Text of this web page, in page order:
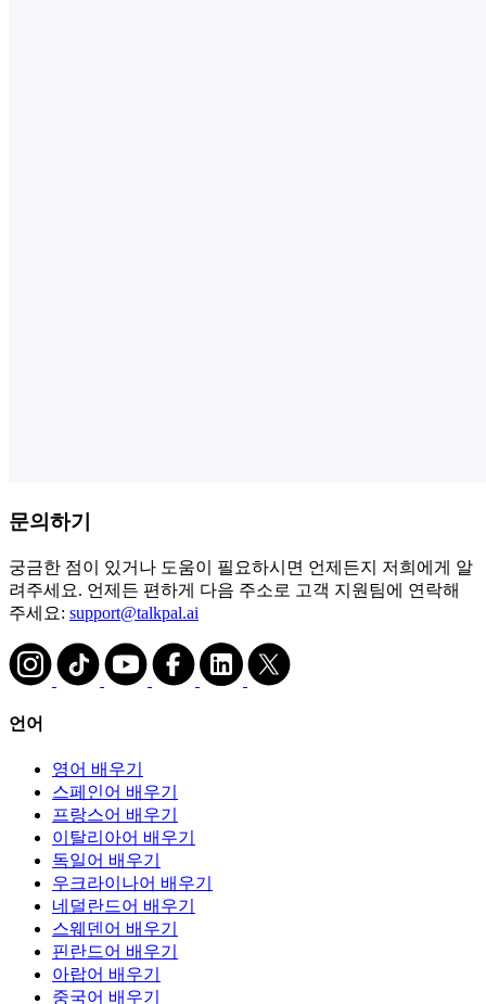
문의하기
궁금한 점이 있거나 도움이 필요하시면 언제든지 저희에게 알
려주세요. 언제든 편하게 다음 주소로 고객 지원팀에 연락해
주세요: support@talkpal.ai
언어
영어 배우기
스페인어 배우기
프랑스어 배우기
이탈리아어 배우기
독일어 배우기
우크라이나어 배우기
네덜란드어 배우기
스웨덴어 배우기
핀란드어 배우기
아랍어 배우기
중국어 배우기